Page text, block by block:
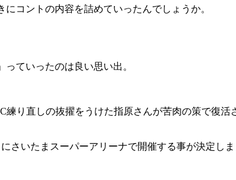
コントの内容を詰めていったんでしょうか。
ていったのは良い思い出。
り直しの抜擢をうけた指原さんが苦肉の策で復
さいたまスーパーアリーナで開催する事が決定しま